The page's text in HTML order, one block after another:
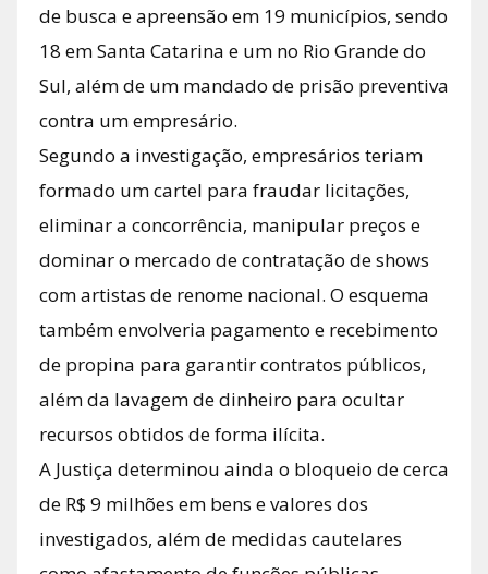
de busca e apreensão em 19 municípios, sendo
18 em Santa Catarina e um no Rio Grande do
Sul, além de um mandado de prisão preventiva
contra um empresário.
Segundo a investigação, empresários teriam
formado um cartel para fraudar licitações,
eliminar a concorrência, manipular preços e
dominar o mercado de contratação de shows
com artistas de renome nacional. O esquema
também envolveria pagamento e recebimento
de propina para garantir contratos públicos,
além da lavagem de dinheiro para ocultar
recursos obtidos de forma ilícita.
A Justiça determinou ainda o bloqueio de cerca
de R$ 9 milhões em bens e valores dos
investigados, além de medidas cautelares